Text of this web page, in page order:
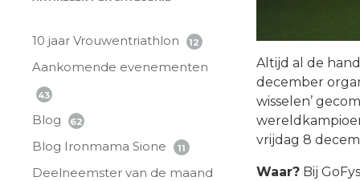
10 jaar Vrouwentriathlon 12
Aankomende evenementen
43
Blog 62
Blog Ironmama Sione 11
Deelneemster van de maand
Altijd al de
december
wisselen’
vrijdag 8
Waar?Bij